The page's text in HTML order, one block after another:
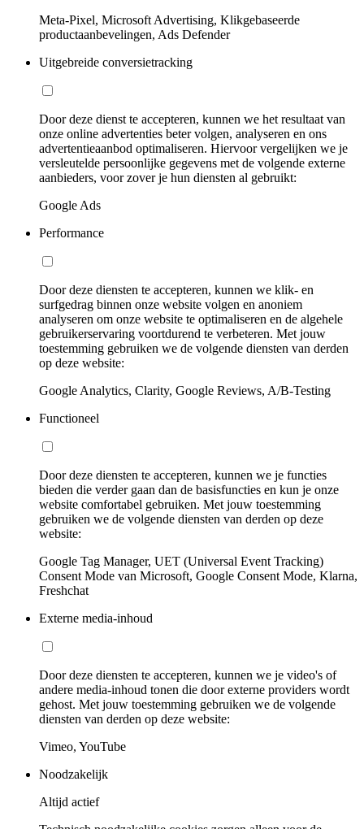
Meta-Pixel, Microsoft Advertising, Klikgebaseerde
productaanbevelingen, Ads Defender
Uitgebreide conversietracking
Door deze dienst te accepteren, kunnen we het resultaat van
onze online advertenties beter volgen, analyseren en ons
advertentieaanbod optimaliseren. Hiervoor vergelijken we je
versleutelde persoonlijke gegevens met de volgende externe
aanbieders, voor zover je hun diensten al gebruikt:
Google Ads
Performance
Door deze diensten te accepteren, kunnen we klik- en
surfgedrag binnen onze website volgen en anoniem
analyseren om onze website te optimaliseren en de algehele
gebruikerservaring voortdurend te verbeteren. Met jouw
toestemming gebruiken we de volgende diensten van derden
op deze website:
Google Analytics, Clarity, Google Reviews, A/B-Testing
Functioneel
Door deze diensten te accepteren, kunnen we je functies
bieden die verder gaan dan de basisfuncties en kun je onze
website comfortabel gebruiken. Met jouw toestemming
gebruiken we de volgende diensten van derden op deze
website:
Google Tag Manager, UET (Universal Event Tracking)
Consent Mode van Microsoft, Google Consent Mode, Klarna,
Freshchat
Externe media-inhoud
Door deze diensten te accepteren, kunnen we je video's of
andere media-inhoud tonen die door externe providers wordt
gehost. Met jouw toestemming gebruiken we de volgende
diensten van derden op deze website:
Vimeo, YouTube
Noodzakelijk
Altijd actief